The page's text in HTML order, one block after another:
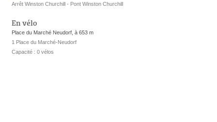
Arrêt Winston Churchill - Pont Winston Churchill
En vélo
Place du Marché Neudorf, à 653 m
1 Place du Marché-Neudorf
Capacité : 0 vélos